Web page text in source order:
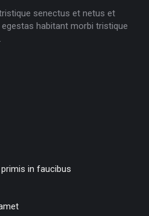
senectus et netus et
habitant morbi tristique
in faucibus